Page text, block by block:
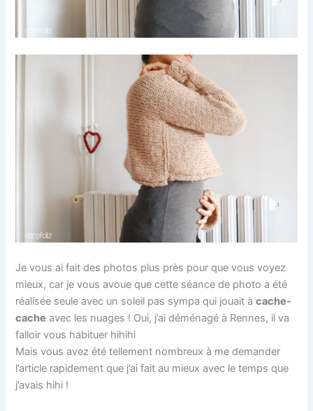
Je vous ai fait des photos plus près pour que vous voyez
mieux, car je vous avoue que cette séance de photo a été
réalisée seule avec un soleil pas sympa qui jouait àcache-
cache avec les nuages ! Oui, j’ai déménagé à Rennes, il va
falloir vous habituer hihihi
Mais vous avez été tellement nombreux à me demander
l’article rapidement que j’ai fait au mieux avec le temps que
j’avais hihi !